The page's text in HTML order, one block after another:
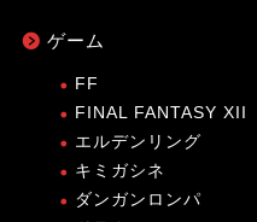
ゲーム
FF
FINAL FANTASY XII
エルデンリング
キミガシネ
ダンガンロンパ